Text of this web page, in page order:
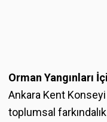
Orman Yangınları
Ankara Kent
toplumsal